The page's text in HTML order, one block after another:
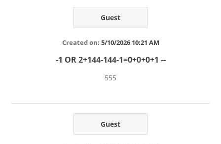
Guest
Created on: 5/10/2026 10:21 AM
-1 OR 2+144-144-1=0+0+0+1 --
555
Guest